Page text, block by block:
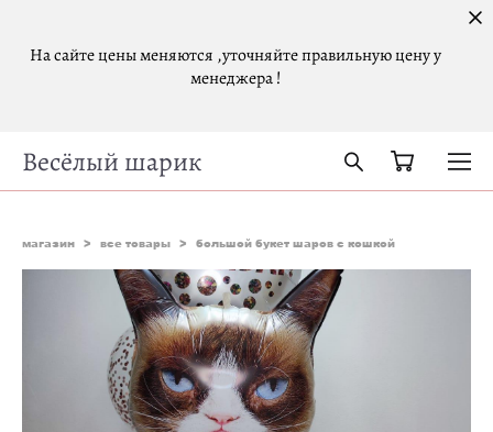
На сайте цены меняются ,уточняйте правильную цену у
менеджера !
Весёлый шарик
магазин > все товары > большой букет шаров с кошкой